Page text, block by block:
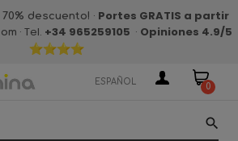
descuento! · Portes GRATIS a partir
· Tel. +34 965259105 · Opiniones 4.9/5
ESPAÑOL 0
search